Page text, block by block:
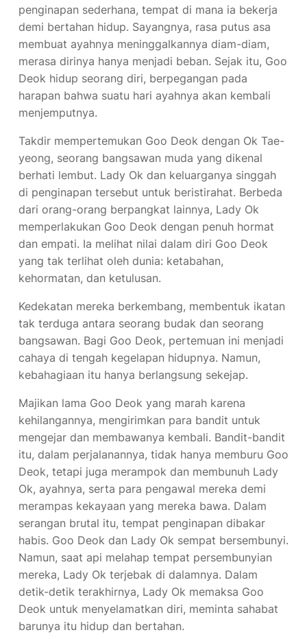
penginapan sederhana, tempat di mana ia bekerja
demi bertahan hidup. Sayangnya, rasa putus asa
membuat ayahnya meninggalkannya diam-diam,
merasa dirinya hanya menjadi beban. Sejak itu, Goo
Deok hidup seorang diri, berpegangan pada
harapan bahwa suatu hari ayahnya akan kembali
menjemputnya.
Takdir mempertemukan Goo Deok dengan Ok Tae-
yeong, seorang bangsawan muda yang dikenal
berhati lembut. Lady Ok dan keluarganya singgah
di penginapan tersebut untuk beristirahat. Berbeda
dari orang-orang berpangkat lainnya, Lady Ok
memperlakukan Goo Deok dengan penuh hormat
dan empati. Ia melihat nilai dalam diri Goo Deok
yang tak terlihat oleh dunia: ketabahan,
kehormatan, dan ketulusan.
Kedekatan mereka berkembang, membentuk ikatan
tak terduga antara seorang budak dan seorang
bangsawan. Bagi Goo Deok, pertemuan ini menjadi
cahaya di tengah kegelapan hidupnya. Namun,
kebahagiaan itu hanya berlangsung sekejap.
Majikan lama Goo Deok yang marah karena
kehilangannya, mengirimkan para bandit untuk
mengejar dan membawanya kembali. Bandit-bandit
itu, dalam perjalanannya, tidak hanya memburu Goo
Deok, tetapi juga merampok dan membunuh Lady
Ok, ayahnya, serta para pengawal mereka demi
merampas kekayaan yang mereka bawa. Dalam
serangan brutal itu, tempat penginapan dibakar
habis. Goo Deok dan Lady Ok sempat bersembunyi.
Namun, saat api melahap tempat persembunyian
mereka, Lady Ok terjebak di dalamnya. Dalam
detik-detik terakhirnya, Lady Ok memaksa Goo
Deok untuk menyelamatkan diri, meminta sahabat
barunya itu hidup dan bertahan.